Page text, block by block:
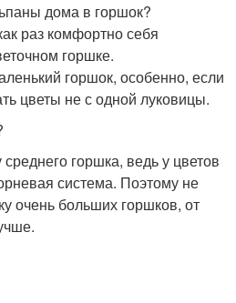
дома в горшок?
раз комфортно себя
горшке.
горшок, особенно, если
цветы не с одной луковицы.
горшка, ведь у цветов
система. Поэтому не
очень больших горшков, от